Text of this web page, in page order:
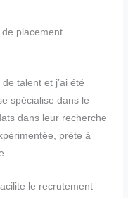
placement
talent et j’ai été
spécialise dans le
dans leur recherche
prête à
le recrutement